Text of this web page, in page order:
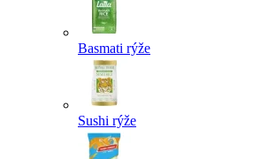
Basmati rýže
Sushi rýže